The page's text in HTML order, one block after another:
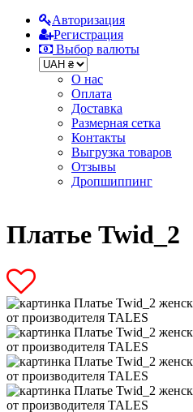
Авторизация
Регистрация
Выбор валюты
О нас
Оплата
Доставка
Размерная сетка
Контакты
Выгрузка товаров
Отзывы
Дропшиппинг
Платье Twid_2